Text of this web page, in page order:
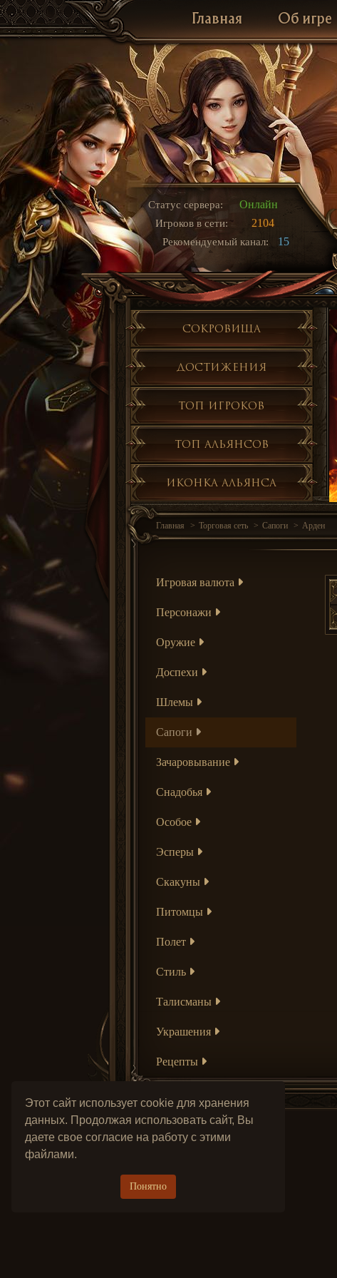
Этот сайт использует cookie для хранения
данных. Продолжая использовать сайт, Вы
даете свое согласие на работу с этими
файлами.
Понятно
Главная Об игре
Статус сервера: Онлайн
Игроков в сети: 2104
Рекомендуемый канал: 15
Сокровища
Достижения
Топ игроков
Топ альянсов
Иконка альянса
Главная Торговая сеть Сапоги Арден
Игровая валюта
Персонажи
Оружие
Доспехи
Шлемы
Сапоги
Зачаровывание
Снадобья
Особое
Эсперы
Скакуны
Питомцы
Полет
Стиль
Талисманы
Украшения
Рецепты